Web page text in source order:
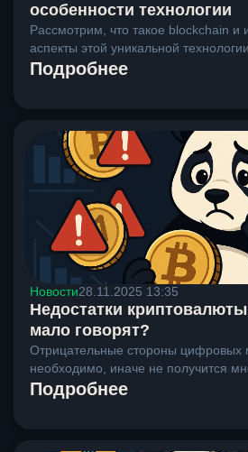
особенности технологии
Рассмотрим, что такое blockchain и
аспекты этой уникальной технологии
Подробнее
Новости28.11.2025 13:35
Недостатки
мало говорят?
Отрицательные стороны цифровых
необходимо, иначе не получится
Подробнее